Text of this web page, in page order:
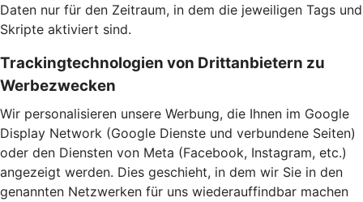
Daten nur für den Zeitraum, in dem die jeweiligen Tags und
Skripte aktiviert sind.
Trackingtechnologien von Drittanbietern zu
Werbezwecken
Wir personalisieren unsere Werbung, die Ihnen im Google
Display Network (Google Dienste und verbundene Seiten)
oder den Diensten von Meta (Facebook, Instagram, etc.)
angezeigt werden. Dies geschieht, in dem wir Sie in den
genannten Netzwerken für uns wiederauffindbar machen